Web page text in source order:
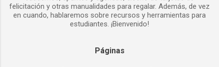
felicitación y otras manualidades para regalar. Además, de vez
en cuando, hablaremos sobre recursos y herramientas para
estudiantes. ¡Bienvenido!
Páginas